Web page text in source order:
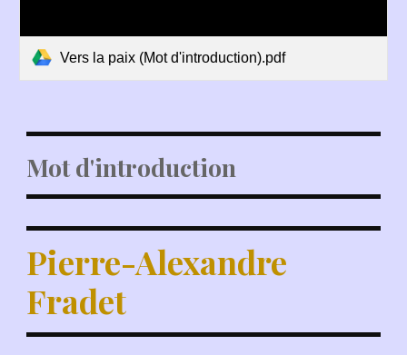
Vers la paix (Mot d'introduction).pdf
Mot d'introduction
Pierre-Alexandre
Fradet